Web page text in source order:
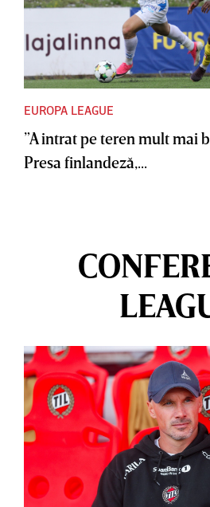
EUROPA LEAGUE
”A intrat pe teren mult mai
Presa finlandeză,...